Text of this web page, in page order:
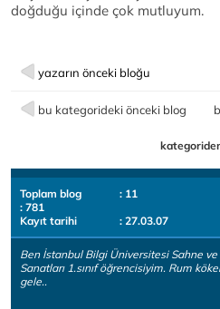
doğduğu içinde çok mutluyum.
yazarın önceki bloğu
bu kategorideki önceki blog
Toplam blog
: 11
: 781
Kayıt tarihi
: 27.03.07
Ben İstanbul Bilgi Üniversitesi Sahne
Sanatları 1.sınıf öğrencisiyim. Rum
gele..